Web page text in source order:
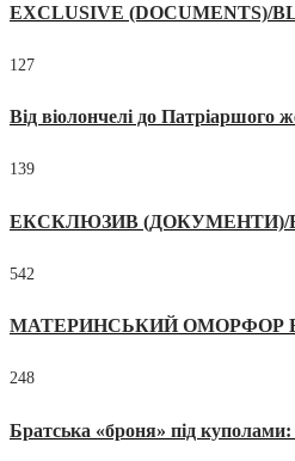
EXCLUSIVE (DOCUMENTS)/
127
Від віолончелі до
139
ЕКСКЛЮЗИВ (ДОКУМЕНТИ)/
542
МАТЕРИНСЬКИЙ ОМОРФОР В
248
Братська «броня» під